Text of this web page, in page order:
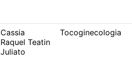
Cassia
Raquel Teatin
Juliato
Tocoginecologia